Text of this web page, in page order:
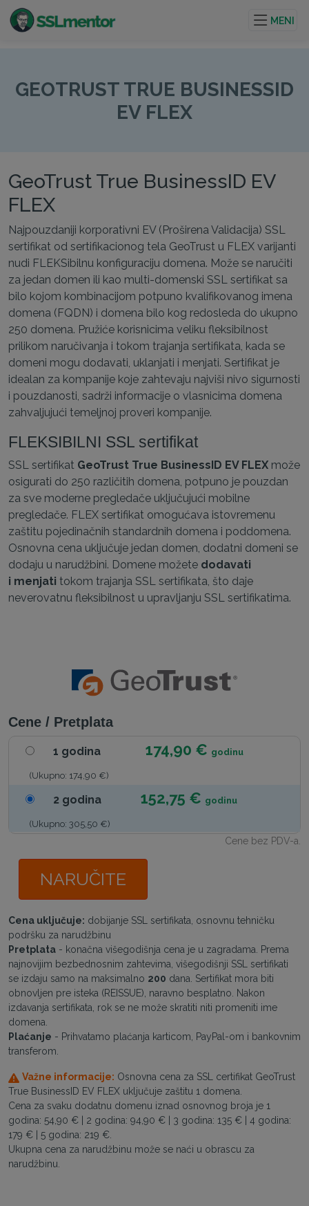
projekte.
MENI
GEOTRUST TRUE BUSINESSID
EV FLEX
GeoTrust True BusinessID EV
FLEX
Najpouzdaniji korporativni EV (Proširena Validacija) SSL
sertifikat od sertifikacionog tela GeoTrust u FLEX varijanti
nudi FLEKSibilnu konfiguraciju domena. Može se naručiti
za jedan domen ili kao multi-domenski SSL sertifikat sa
bilo kojom kombinacijom potpuno kvalifikovanog imena
domena (FQDN) i domena bilo kog redosleda do ukupno
250 domena. Pružiće korisnicima veliku fleksibilnost
prilikom naručivanja i tokom trajanja sertifikata, kada se
domeni mogu dodavati, uklanjati i menjati. Sertifikat je
idealan za kompanije koje zahtevaju najviši nivo sigurnosti
i pouzdanosti, sadrži informacije o vlasnicima domena
zahvaljujući temeljnoj proveri kompanije.
FLEKSIBILNI SSL sertifikat
SSL sertifikat GeoTrust True BusinessID EV FLEX može
osigurati do 250 različitih domena, potpuno je pouzdan
za sve moderne pregledače uključujući mobilne
pregledače. FLEX sertifikat omogućava istovremenu
zaštitu pojedinačnih standardnih domena i poddomena.
Osnovna cena uključuje jedan domen, dodatni domeni se
dodaju u narudžbini. Domene možete dodavati
i menjati tokom trajanja SSL sertifikata, što daje
neverovatnu fleksibilnost u upravljanju SSL sertifikatima.
Cene / Pretplata
1 godina 174,90 € godinu
(Ukupno: 174,90 €)
2 godina 152,75 € godinu
(Ukupno: 305,50 €)
Cene bez PDV-a.
NARUČITE
Cena uključuje: dobijanje SSL sertifikata, osnovnu tehničku
podršku za narudžbinu
Pretplata - konačna višegodišnja cena je u zagradama. Prema
najnovijim bezbednosnim zahtevima, višegodišnji SSL sertifikati
se izdaju samo na maksimalno 200 dana. Sertifikat mora biti
obnovljen pre isteka (REISSUE), naravno besplatno. Nakon
izdavanja sertifikata, rok se ne može skratiti niti promeniti ime
domena.
Plaćanje - Prihvatamo plaćanja karticom, PayPal-om i bankovnim
transferom.
Važne informacije: Osnovna cena za SSL certifikat GeoTrust
True BusinessID EV FLEX uključuje zaštitu 1 domena.
Cena za svaku dodatnu domenu iznad osnovnog broja je 1
godina: 54,90 € | 2 godina: 94,90 € | 3 godina: 135 € | 4 godina:
179 € | 5 godina: 219 €.
Ukupna cena za narudžbinu može se naći u obrascu za
narudžbinu.